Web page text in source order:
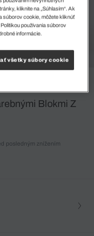
Blokmi Z
posledným znížením
kliknite na „Súhlasím“. Ak
súborov cookie, môžete kliknúť
používania súborov
informácie.
všetky súbory cookie